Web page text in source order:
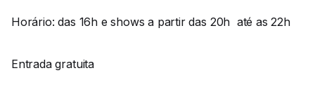
Horário: das 16h e shows a partir das 20h até as 22h
Entrada gratuita